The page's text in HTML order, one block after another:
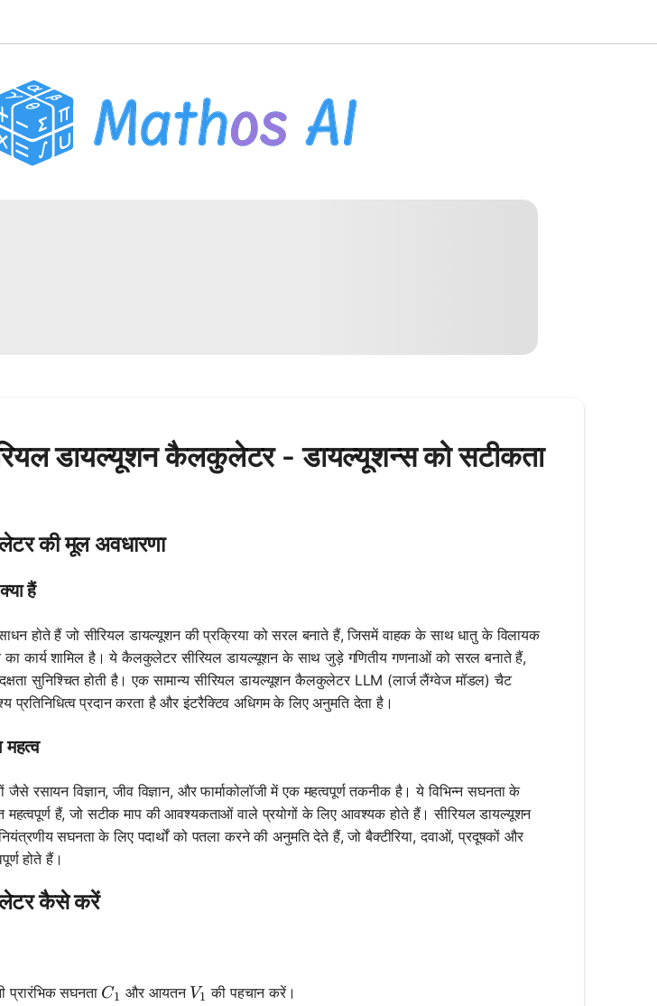
डायल्यूशन कैलकुलेटर - डायल्यूशन्स को सटीकता
की मूल अवधारणा
हैं
होते हैं जो सीरियल डायल्यूशन की प्रक्रिया को सरल बनाते हैं, जिसमें वाहक के साथ धातु के विलायक
का कार्य शामिल है। ये कैलकुलेटर सीरियल डायल्यूशन के साथ जुड़े गणितीय गणनाओं को सरल बनाते हैं,
सुनिश्चित होती है। एक सामान्य सीरियल डायल्यूशन कैलकुलेटर LLM (लार्ज लैंग्वेज मॉडल) चैट
प्रदान करता है और इंटरैक्टिव अधिगम के लिए अनुमति देता है।
महत्व
जैसे रसायन विज्ञान, जीव विज्ञान, और फार्माकोलॉजी में एक महत्वपूर्ण तकनीक है। ये विभिन्न सघनता के
हैं, जो सटीक माप की आवश्यकताओं वाले प्रयोगों के लिए आवश्यक होते हैं। सीरियल डायल्यूशन
सघनता के लिए पदार्थों को पतला करने की अनुमति देते हैं, जो बैक्टीरिया, दवाओं, प्रदूषकों और
होते हैं।
कैसे करें
प्रारंभिक सघनता C_1
C1 और आयतन V_1
V1 की पहचान करें।